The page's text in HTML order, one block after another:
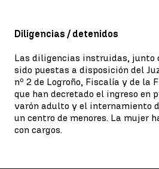
Diligencias / detenidos
Las diligencias instruidas, junto
sido puestas a disposición del
nº 2 de Logroño, Fiscalía y de la
que han decretado el ingreso en
varón adulto y el internamiento
un centro de menores. La mujer
con cargos.